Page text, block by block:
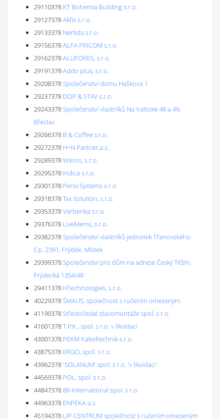
29110378 KT Bohemia Building s.r.o.
29127378Akfix s.r.o.
29133378 Nertida s.r.o.
29156378ALFA PRICOM s.r.o.
29162378ALUFORES, s.r.o.
29191378Addo plus, s.r.o.
29208378Společenství domu Haškova 1
29237378 DOP & STAV s.r.o.
29243378Společenství vlastníků Na Valtické 48 a 49,
Břeclav
29266378 B & Coffee s.r.o.
29272378 H+N Partner,a.s.
29289378Weros, s.r.o.
29295378 Indica s.r.o.
29301378 Perol Systems s.r.o.
29318378Tax Solution, s.r.o.
29353378Verbenka s.r.o.
29376378 LiveMems, s.r.o.
29382378Společenství vlastníků jednotek Třanovského
č.p. 2391, Frýdek- Místek
29399378Společenství pro dům na adrese Český Těšín,
Frýdecká 1354/48
29411378 HTechnologies, s.r.o.
40229378ŠMAUS, společnost s ručením omezeným
41190378Středočeské stavomontáže spol. s r.o.
41601378T.P.K., spol. s r.o. v likvidaci
43001378 PEKM Kabeltechnik s.r.o.
43875378 ERGO, spol. s r.o.
43962378'SOLANUM' spol. s r.o. 'v likvidaci'
44569378 POL, spol. s r.o.
44847378 IBI-International spol. s r.o.
44963378 ENPEKA a.s.
45194378 LIP-CENTRUM společnost s ručením omezeným